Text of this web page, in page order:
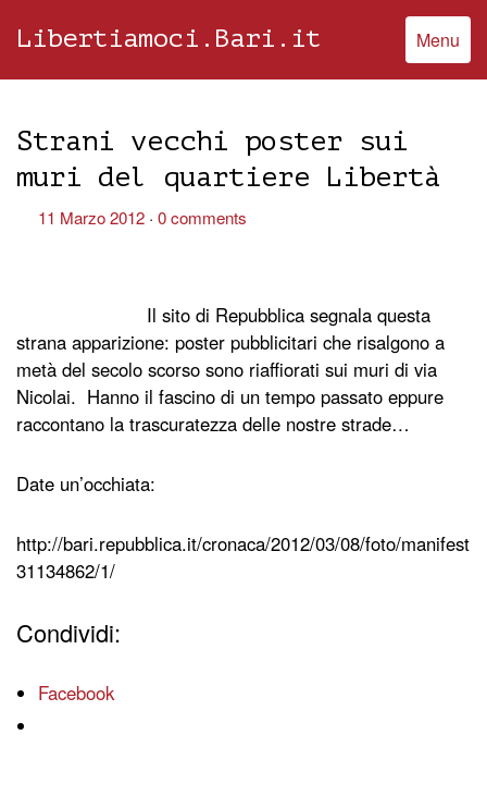
Libertiamoci.Bari.it Menu
Strani vecchi poster sui
muri del quartiere Libertà
11 Marzo 2012 0 comments
Il sito di Repubblica segnala questa
strana apparizione: poster pubblicitari che risalgono a
metà del secolo scorso sono riaffiorati sui muri di via
Nicolai. Hanno il fascino di un tempo passato eppure
raccontano la trascuratezza delle nostre strade…
Date un’occhiata:
http://bari.repubblica.it/cronaca/2012/03/08/foto/manifesti-
31134862/1/
Condividi:
Facebook